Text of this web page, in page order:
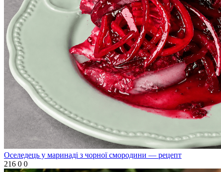
Оселедець у маринаді з чорної смородини — рецепт
216 0 0